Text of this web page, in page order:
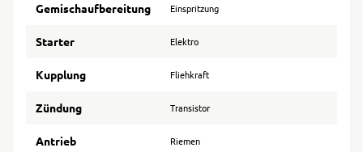
Gemischaufbereitung Einspritzung
Starter Elektro
Kupplung Fliehkraft
Zündung Transistor
Antrieb Riemen